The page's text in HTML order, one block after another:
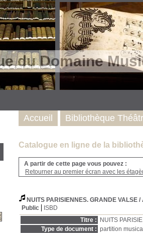
du Domaine
Catalogue en ligne de la
A partir de cette page vous pouvez :
Retourner au premier écran avec les
NUITS PARISIENNES. GRANDE VALSE /
Public
ISBD
Titre :
NUITS
Type de document : partition
Accueil Bibliothèque